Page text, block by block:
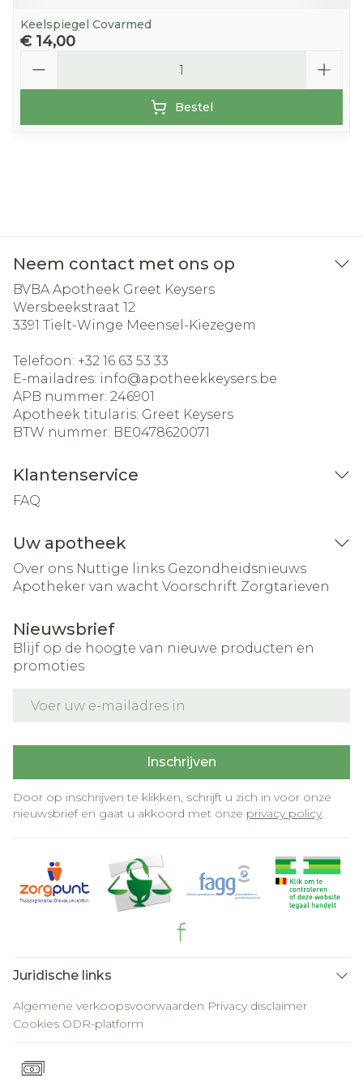
Keelspiegel Covarmed
€ 14,00
Bestel
Neem contact met ons op
BVBA Apotheek Greet Keysers
Wersbeekstraat 12
3391 Tielt-Winge Meensel-Kiezegem
Telefoon: +32 16 63 53 33
E-mailadres: info@apotheekkeysers.be
APB nummer: 246901
Apotheek titularis: Greet Keysers
BTW nummer: BE0478620071
Klantenservice
FAQ
Uw apotheek
Over ons Nuttige links Gezondheidsnieuws
Apotheker van wacht Voorschrift Zorgtarieven
Nieuwsbrief
Blijf op de hoogte van nieuwe producten en
promoties
Inschrijven
Door op inschrijven te klikken, schrijft u zich in voor onze
nieuwsbrief en gaat u akkoord met onze privacy policy.
Juridische links
Algemene verkoopsvoorwaarden Privacy disclaimer
Cookies ODR-platform